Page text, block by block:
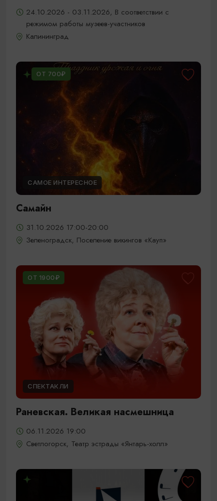
24.10.2026 - 03.11.2026, В соответствии с
режимом работы музеев-участников
Калининград
ОТ 700₽
САМОЕ ИНТЕРЕСНОЕ
Самайн
31.10.2026 17:00-20:00
Зеленоградск, Поселение викингов «Кауп»
ОТ 1900₽
СПЕКТАКЛИ
Раневская. Великая насмешница
06.11.2026 19:00
Светлогорск, Театр эстрады «Янтарь-холл»